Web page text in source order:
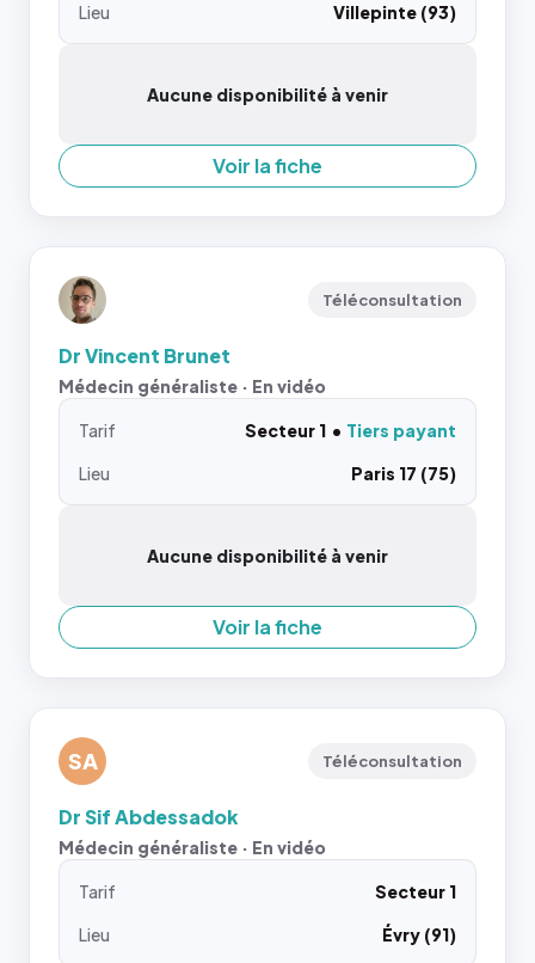
Lieu
Villepinte (93)
Aucune disponibilité à venir
Voir la fiche
Téléconsultation
Dr Vincent Brunet
Médecin généraliste · En vidéo
Tarif Secteur 1
Tiers payant
Lieu
Paris 17 (75)
Aucune disponibilité à venir
Voir la fiche
SA Téléconsultation
Dr Sif Abdessadok
Médecin généraliste · En vidéo
Tarif
Secteur 1
Lieu
Évry (91)